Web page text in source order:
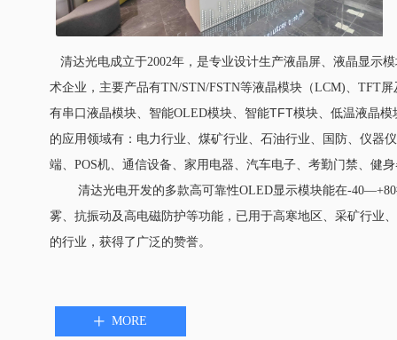
ꄸ MORE
清达光电成立于2002年，是专业设计生产液晶屏、液晶显示
术企业，主要产品有TN/STN/FSTN等液晶模块 （LCM)、 TFT屏
有串口液晶模块、智能OLED模块、智能TFT模块、低温液晶模
的应用领域有：电力行业、煤矿行业、石油行业、国防、 仪器
端、 POS机、通信设备、家用电器、汽车电子、考勤门禁、健
清达光电开发的多款高可靠性OLED显示模块能在-40—+80
雾、抗振动及高电磁防护等功能， 已用于高寒地区、采矿行业、
的行业 ，获得了广泛的赞誉。
模组、OLED模组和